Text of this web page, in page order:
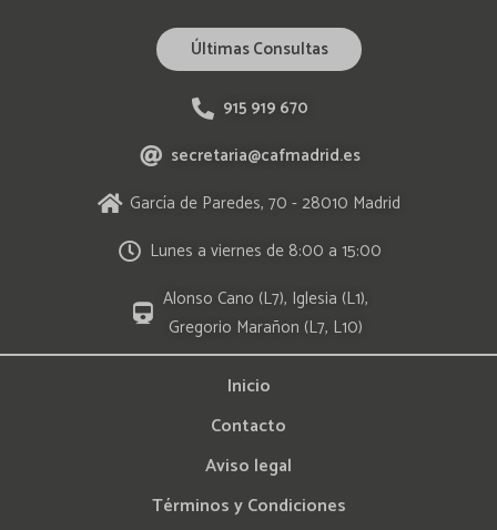
Últimas Consultas
915 919 670
secretaria@cafmadrid.es
García de Paredes, 70 - 28010 Madrid
Lunes a viernes de 8:00 a 15:00
Alonso Cano (L7), Iglesia (L1),
Gregorio Marañon (L7, L10)
Inicio
Contacto
Aviso legal
Términos y Condiciones